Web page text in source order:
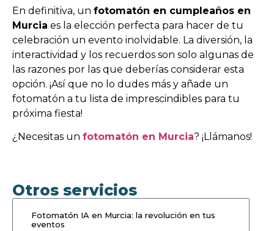
En definitiva, un fotomatón en cumpleaños en
Murcia es la elección perfecta para hacer de tu
celebración un evento inolvidable. La diversión, la
interactividad y los recuerdos son solo algunas de
las razones por las que deberías considerar esta
opción. ¡Así que no lo dudes más y añade un
fotomatón a tu lista de imprescindibles para tu
próxima fiesta!
¿Necesitas un fotomatón en Murcia? ¡Llámanos!
Otros servicios
Fotomatón IA en Murcia: la revolución en tus
eventos